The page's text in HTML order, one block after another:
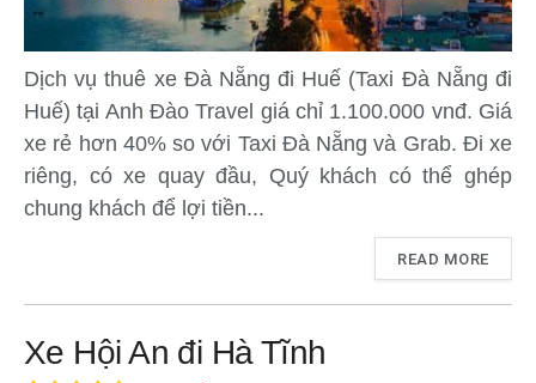
Dịch vụ thuê xe Đà Nẵng đi Huế (Taxi Đà Nẵng đi
Huế) tại Anh Đào Travel giá chỉ 1.100.000 vnđ. Giá
xe rẻ hơn 40% so với Taxi Đà Nẵng và Grab. Đi xe
riêng, có xe quay đầu, Quý khách có thể ghép
chung khách để lợi tiền...
READ MORE
Xe Hội An đi Hà Tĩnh